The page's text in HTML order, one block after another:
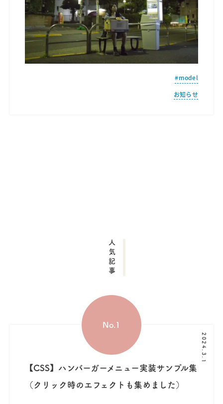
model
お知らせ
人気記事
2024.3.1
【CSS】ハンバーガーメニュー実装サンプル集
（クリック時のエフェクトも集めました）